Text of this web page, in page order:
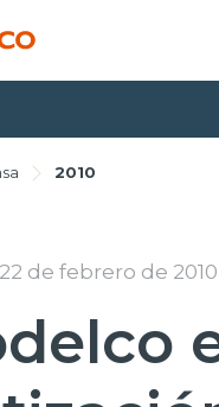
2010
de febrero de 2010